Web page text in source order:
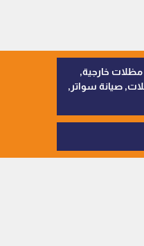
مظلات خارجية,
صيانة سواتر,